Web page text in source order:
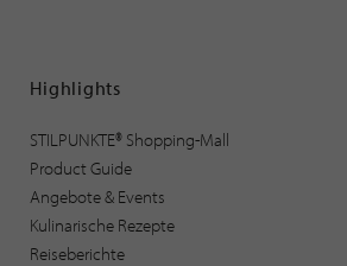
Highlights
STILPUNKTE® Shopping-Mall
Product Guide
Angebote & Events
Kulinarische Rezepte
Reiseberichte